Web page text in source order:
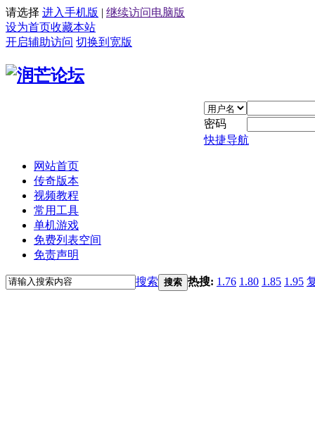
请选择 进入手机版 | 继续访问电脑版
设为首页收藏本站
开启辅助访问 切换到宽版
密码
快捷导航
网站首页
传奇版本
视频教程
常用工具
单机游戏
免费列表空间
免责声明
搜索 搜索 热搜: 1.76 1.80 1.85 1.95